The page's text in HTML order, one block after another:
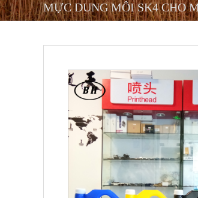
MỰC DUNG MÔI SK4 CHO